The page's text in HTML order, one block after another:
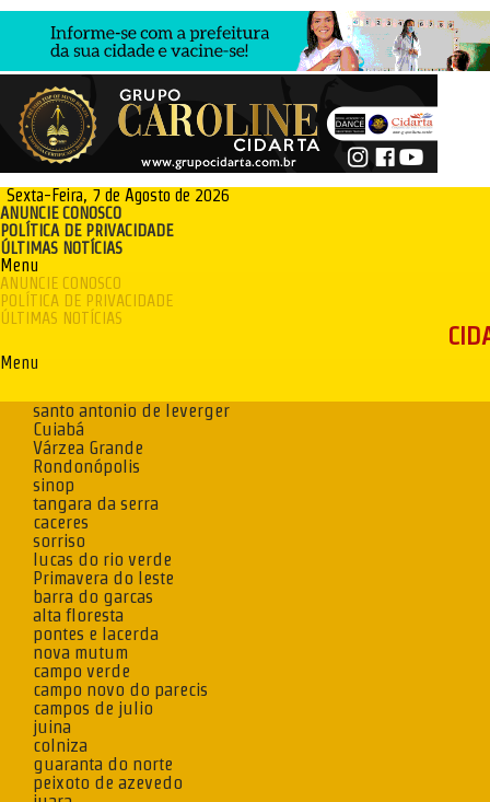
Sexta-Feira, 7 de Agosto de 2026
ANUNCIE CONOSCO
POLÍTICA DE PRIVACIDADE
ÚLTIMAS NOTÍCIAS
Menu
ANUNCIE CONOSCO
POLÍTICA DE PRIVACIDADE
ÚLTIMAS NOTÍCIAS
Menu
santo antonio de leverger
Cuiabá
Várzea Grande
Rondonópolis
sinop
tangara da serra
caceres
sorriso
lucas do rio verde
Primavera do leste
barra do garcas
alta floresta
pontes e lacerda
nova mutum
campo verde
campo novo do parecis
campos de julio
juina
colniza
guaranta do norte
peixoto de azevedo